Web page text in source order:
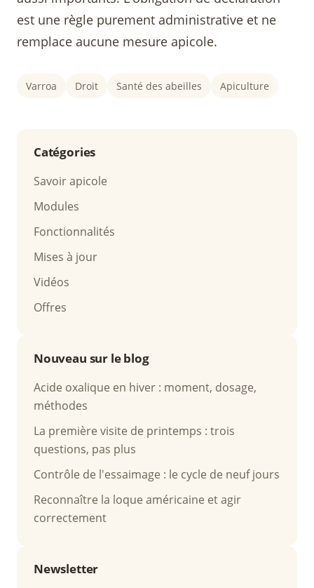
est une règle purement administrative et ne
remplace aucune mesure apicole.
Varroa Droit Santé des abeilles Apiculture
Catégories
Savoir apicole
Modules
Fonctionnalités
Mises à jour
Vidéos
Offres
Nouveau sur le blog
Acide oxalique en hiver : moment, dosage,
méthodes
La première visite de printemps : trois
questions, pas plus
Contrôle de l'essaimage : le cycle de neuf jours
Reconnaître la loque américaine et agir
correctement
Newsletter